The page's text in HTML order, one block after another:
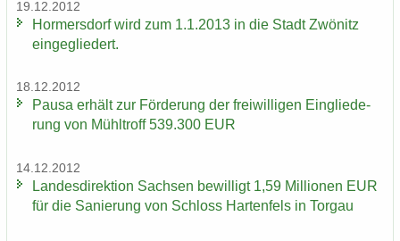
19.12.2012
Hor­mers­dorf wird zum 1.1.2013 in die Stadt Zwö­nitz
ein­ge­glie­dert.
18.12.2012
Pausa er­hält zur För­de­rung der frei­wil­li­gen Ein­glie­de­
rung von Mühl­troff 539.300 EUR
14.12.2012
Lan­des­di­rek­ti­on Sach­sen be­wil­ligt 1,59 Mil­lio­nen EUR
für die Sa­nie­rung von Schloss Har­ten­fels in Tor­gau